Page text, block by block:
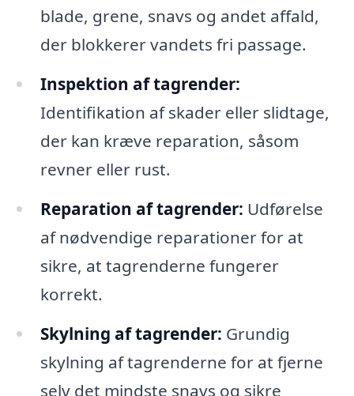
blade, grene, snavs og andet affald,
der blokkerer vandets fri passage.
Inspektion af tagrender:
Identifikation af skader eller slidtage,
der kan kræve reparation, såsom
revner eller rust.
Reparation af tagrender: Udførelse
af nødvendige reparationer for at
sikre, at tagrenderne fungerer
korrekt.
Skylning af tagrender: Grundig
skylning af tagrenderne for at fjerne
selv det mindste snavs og sikre